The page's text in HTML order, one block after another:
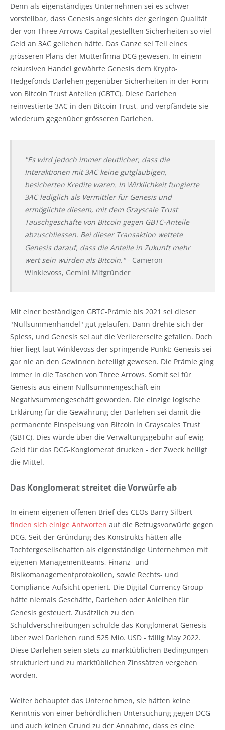
Denn als eigenständiges Unternehmen sei es schwer
vorstellbar, dass Genesis angesichts der geringen Qualität
der von Three Arrows Capital gestellten Sicherheiten so viel
Geld an 3AC geliehen hätte. Das Ganze sei Teil eines
grösseren Plans der Mutterfirma DCG gewesen. In einem
rekursiven Handel gewährte Genesis dem Krypto-
Hedgefonds Darlehen gegenüber Sicherheiten in der Form
von Bitcoin Trust Anteilen (GBTC). Diese Darlehen
reinvestierte 3AC in den Bitcoin Trust, und verpfändete sie
wiederum gegenüber grösseren Darlehen.
"Es wird jedoch immer deutlicher, dass die
Interaktionen mit 3AC keine gutgläubigen,
besicherten Kredite waren. In Wirklichkeit fungierte
3AC lediglich als Vermittler für Genesis und
ermöglichte diesem, mit dem Grayscale Trust
Tauschgeschäfte von Bitcoin gegen GBTC-Anteile
abzuschliessen. Bei dieser Transaktion wettete
Genesis darauf, dass die Anteile in Zukunft mehr
wert sein würden als Bitcoin."- Cameron
Winklevoss, Gemini Mitgründer
Mit einer beständigen GBTC-Prämie bis 2021 sei dieser
"Nullsummenhandel" gut gelaufen. Dann drehte sich der
Spiess, und Genesis sei auf die Verliererseite gefallen. Doch
hier liegt laut Winklevoss der springende Punkt: Genesis sei
gar nie an den Gewinnen beteiligt gewesen. Die Prämie ging
immer in die Taschen von Three Arrows. Somit sei für
Genesis aus einem Nullsummengeschäft ein
Negativsummengeschäft geworden. Die einzige logische
Erklärung für die Gewährung der Darlehen sei damit die
permanente Einspeisung von Bitcoin in Grayscales Trust
(GBTC). Dies würde über die Verwaltungsgebühr auf ewig
Geld für das DCG-Konglomerat drucken - der Zweck heiligt
die Mittel.
Das Konglomerat streitet die Vorwürfe ab
In einem eigenen offenen Brief des CEOs Barry Silbert
finden sich einige Antworten auf die Betrugsvorwürfe gegen
DCG. Seit der Gründung des Konstrukts hätten alle
Tochtergesellschaften als eigenständige Unternehmen mit
eigenen Managementteams, Finanz- und
Risikomanagementprotokollen, sowie Rechts- und
Compliance-Aufsicht operiert. Die Digital Currency Group
hätte niemals Geschäfte, Darlehen oder Anleihen für
Genesis gesteuert. Zusätzlich zu den
Schuldverschreibungen schulde das Konglomerat Genesis
über zwei Darlehen rund 525 Mio. USD - fällig May 2022.
Diese Darlehen seien stets zu marktüblichen Bedingungen
strukturiert und zu marktüblichen Zinssätzen vergeben
worden.
Weiter behauptet das Unternehmen, sie hätten keine
Kenntnis von einer behördlichen Untersuchung gegen DCG
und auch keinen Grund zu der Annahme, dass es eine